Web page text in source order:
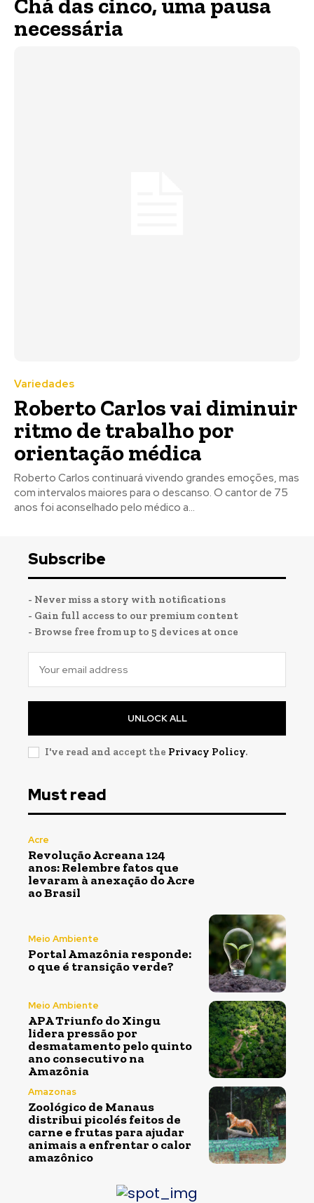
Chá das cinco, uma pausa
necessária
Variedades
Roberto Carlos vai diminuir
ritmo de trabalho por
orientação médica
Roberto Carlos continuará vivendo grandes emoções, mas
com intervalos maiores para o descanso. O cantor de 75
anos foi aconselhado pelo médico a...
Subscribe
- Never miss a story with notifications
- Gain full access to our premium content
- Browse free from up to 5 devices at once
UNLOCK ALL
I've read and accept the Privacy Policy.
Must read
Acre
Revolução Acreana 124
anos: Relembre fatos que
levaram à anexação do Acre
ao Brasil
Meio Ambiente
Portal Amazônia responde:
o que é transição verde?
Meio Ambiente
APA Triunfo do Xingu
lidera pressão por
desmatamento pelo quinto
ano consecutivo na
Amazônia
Amazonas
Zoológico de Manaus
distribui picolés feitos de
carne e frutas para ajudar
animais a enfrentar o calor
amazônico